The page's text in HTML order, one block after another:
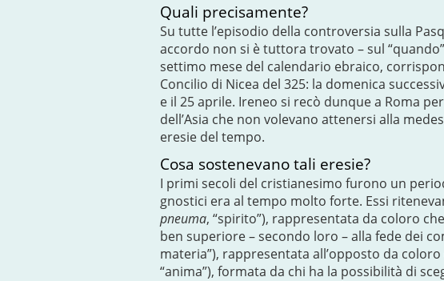
Quali precisamente?
Su tutte l’episodio della controversia sulla
accordo non si è tuttora trovato – sul
settimo mese del calendario ebraico,
Concilio di Nicea del 325: la domenica
e il 25 aprile. Ireneo si recò dunque a Roma
dell’Asia che non volevano attenersi alla
eresie del tempo.
Cosa sostenevano tali eresie?
I primi secoli del cristianesimo furono un
gnostici era al tempo molto forte. Essi
pneuma, “spirito”), rappresentata da coloro
ben superiore – secondo loro – alla fede dei
materia”), rappresentata all’opposto da
“anima”), formata da chi ha la possibilità di